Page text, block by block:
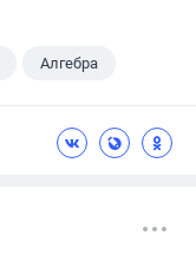
Алгебра